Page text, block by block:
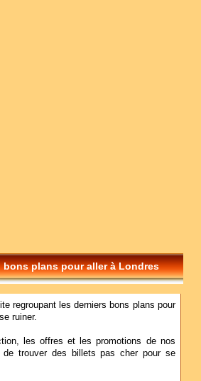
bons plans pour aller à Londres
regroupant les derniers bons plans pour
ruiner.
les offres et les promotions de nos
trouver des billets pas cher pour se